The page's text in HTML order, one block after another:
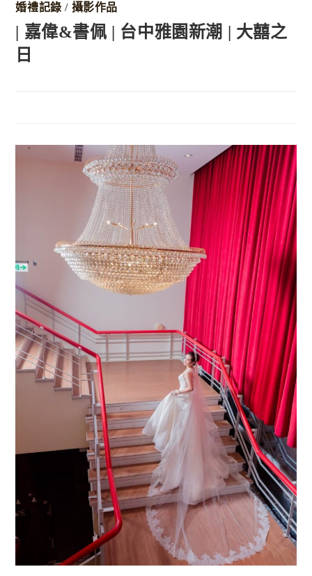
婚禮記錄 / 攝影作品
| 嘉偉&書佩 | 台中雅園新潮 | 大囍之
日